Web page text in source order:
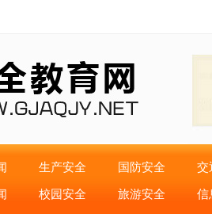
生产安全 国防安全 交
校园安全 旅游安全 信